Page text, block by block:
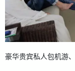
豪华贵宾私人包机游、